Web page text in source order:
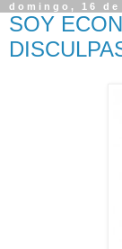
domingo, 16 de
SOY